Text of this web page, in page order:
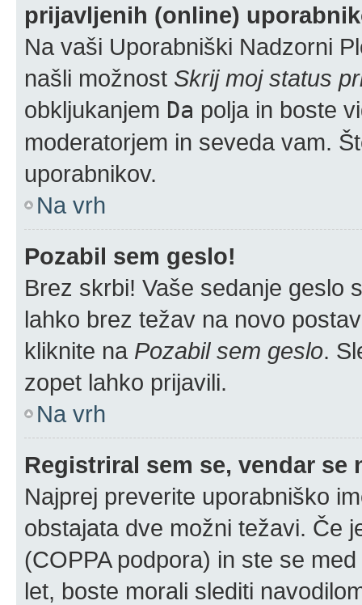
prijavljenih (online)
Na vaši Uporabniški Nadzorni
našli možnost Skrij moj status
obkljukanjem Da polja in boste
moderatorjem in seveda vam.
uporabnikov.
Na vrh
Pozabil sem geslo!
Brez skrbi! Vaše sedanje geslo
lahko brez težav na novo
kliknite na Pozabil sem geslo.
zopet lahko prijavili.
Na vrh
Registriral sem se, vendar se
Najprej preverite uporabniško
obstajata dve možni težavi. Če
(COPPA podpora) in ste se
let, boste morali slediti